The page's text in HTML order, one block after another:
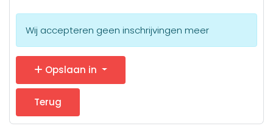
Wij accepteren geen inschrijvingen meer
Opslaan in
Terug